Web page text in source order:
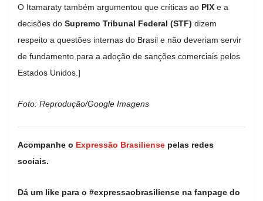
O Itamaraty também argumentou que críticas ao PIX e a
decisões do Supremo Tribunal Federal (STF) dizem
respeito a questões internas do Brasil e não deveriam servir
de fundamento para a adoção de sanções comerciais pelos
Estados Unidos.]
Foto: Reprodução/Google Imagens
Acompanhe o Expressão Brasiliense pelas redes
sociais.
Dá um like para o #expressaobrasiliense na fanpage do